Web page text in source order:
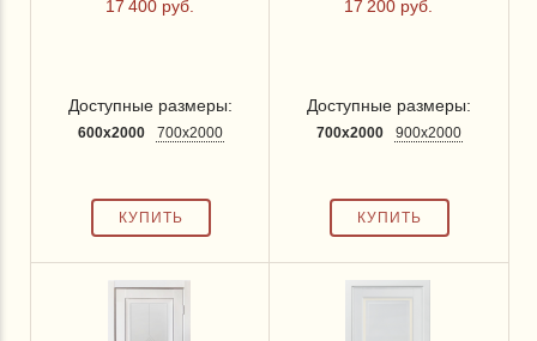
Доступные размеры:
600x2000 700x2000
17 400 руб.
Доступные размеры:
700x2000 900x2000
17 200 руб.